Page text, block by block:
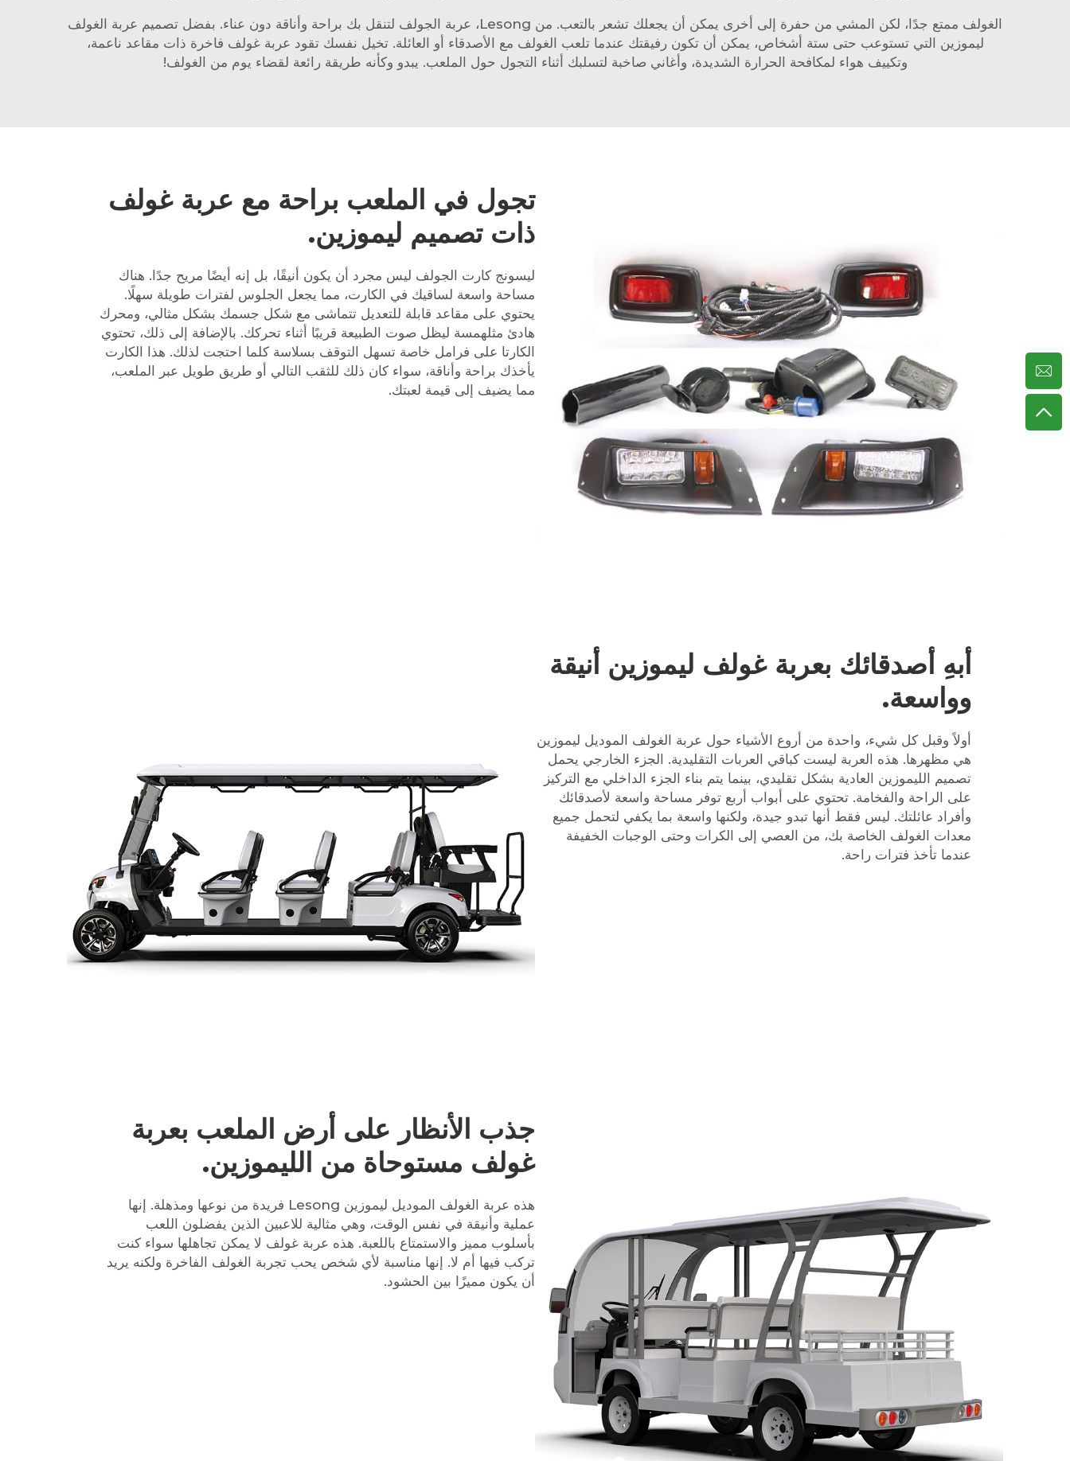
الغولف ممتع جدًا، لكن المشي من حفرة إلى أخرى يمكن أن يجعلك تشعر بالتعب. من Lesong، عربة الجولف لتنقل بك براحة وأناقة دون عناء. بفضل تصميم عربة الغولف
ليموزين التي تستوعب حتى ستة أشخاص، يمكن أن تكون رفيقتك عندما تلعب الغولف مع الأصدقاء أو العائلة. تخيل نفسك تقود عربة غولف فاخرة ذات مقاعد ناعمة،
وتكييف هواء لمكافحة الحرارة الشديدة، وأغاني صاخبة لتسلبك أثناء التجول حول الملعب. يبدو وكأنه طريقة رائعة لقضاء يوم من الغولف!
تجول في الملعب براحة مع عربة غولف
ذات تصميم ليموزين.
ليسونج كارت الجولف ليس مجرد أن يكون أنيقًا، بل إنه أيضًا مريح جدًا. هناك
مساحة واسعة لساقيك في الكارت، مما يجعل الجلوس لفترات طويلة سهلًا.
يحتوي على مقاعد قابلة للتعديل تتماشى مع شكل جسمك بشكل مثالي، ومحرك
هادئ مثلهمسة ليظل صوت الطبيعة قريبًا أثناء تحركك. بالإضافة إلى ذلك، تحتوي
الكارتا على فرامل خاصة تسهل التوقف بسلاسة كلما احتجت لذلك. هذا الكارت
يأخذك براحة وأناقة، سواء كان ذلك للثقب التالي أو طريق طويل عبر الملعب،
مما يضيف إلى قيمة لعبتك.
أبهِ أصدقائك بعربة غولف ليموزين أنيقة
وواسعة.
أولاً وقبل كل شيء، واحدة من أروع الأشياء حول عربة الغولف الموديل ليموزين
هي مظهرها. هذه العربة ليست كباقي العربات التقليدية. الجزء الخارجي يحمل
تصميم الليموزين العادية بشكل تقليدي، بينما يتم بناء الجزء الداخلي مع التركيز
على الراحة والفخامة. تحتوي على أبواب أربع توفر مساحة واسعة لأصدقائك
وأفراد عائلتك. ليس فقط أنها تبدو جيدة، ولكنها واسعة بما يكفي لتحمل جميع
معدات الغولف الخاصة بك، من العصي إلى الكرات وحتى الوجبات الخفيفة
عندما تأخذ فترات راحة.
جذب الأنظار على أرض الملعب بعربة
غولف مستوحاة من الليموزين.
هذه عربة الغولف الموديل ليموزين Lesong فريدة من نوعها ومذهلة. إنها
عملية وأنيقة في نفس الوقت، وهي مثالية للاعبين الذين يفضلون اللعب
بأسلوب مميز والاستمتاع باللعبة. هذه عربة غولف لا يمكن تجاهلها سواء كنت
تركب فيها أم لا. إنها مناسبة لأي شخص يحب تجربة الغولف الفاخرة ولكنه يريد
أن يكون مميزًا بين الحشود.